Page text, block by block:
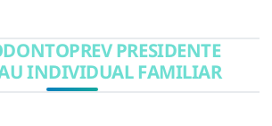
PRESIDENTE
INDIVIDUAL FAMILIAR